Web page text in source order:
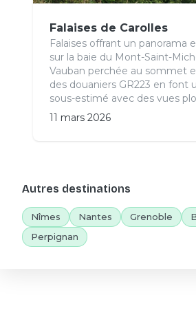
Falaises de Carolles
Falaises offrant un panorama
sur la baie du Mont-Saint-
Vauban perchée au sommet
des douaniers GR223 en font
sous-estimé avec des vues
11 mars 2026
Autres destinations
Nîmes Nantes Grenoble
Perpignan